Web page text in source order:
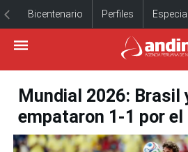
Bicentenario Perfiles
Mundial 2026: Brasil
empataron 1-1 por el